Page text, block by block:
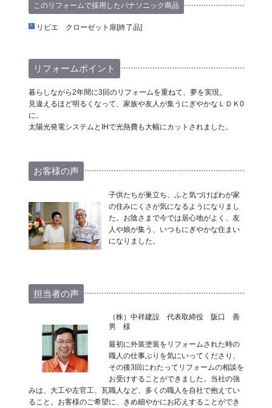
このリフォームで採用したパナソニック商品
リビエ クローゼット扉[終了品]
リフォームポイント
暮らしながら2年間に3回のリフォームを重ねて、夢を実現。
見違えるほど明るくなって、家族や友人が集うにぎやかなＬＤＫ0
に。
太陽光発電システムとIHで光熱費も大幅にカットされました。
お客様の声
子供たちが巣立ち、ふと気づけばわが家
の住みにくさが気になるようになりまし
た。お陰さまで今では居心地がよく、友
人や娘が集う、いつもにぎやかな住まい
になりました。
担当者の声
（株）中祥建設 代表取締役 阪口 善
男 様
最初に外装塗装をリフォームされた時の
職人の仕事ぶりを気にいってくださり、
その後3回にわたってリフォームの相談を
お受けすることができました。当社の強
みは、大工や左官工、瓦職人など、多くの職人を自社で抱えてい
ること。お客様のご希望に、きめ細やかにお応えすることができ